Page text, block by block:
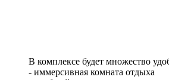
В комплексе будет множество
- иммерсивная комната отдыха